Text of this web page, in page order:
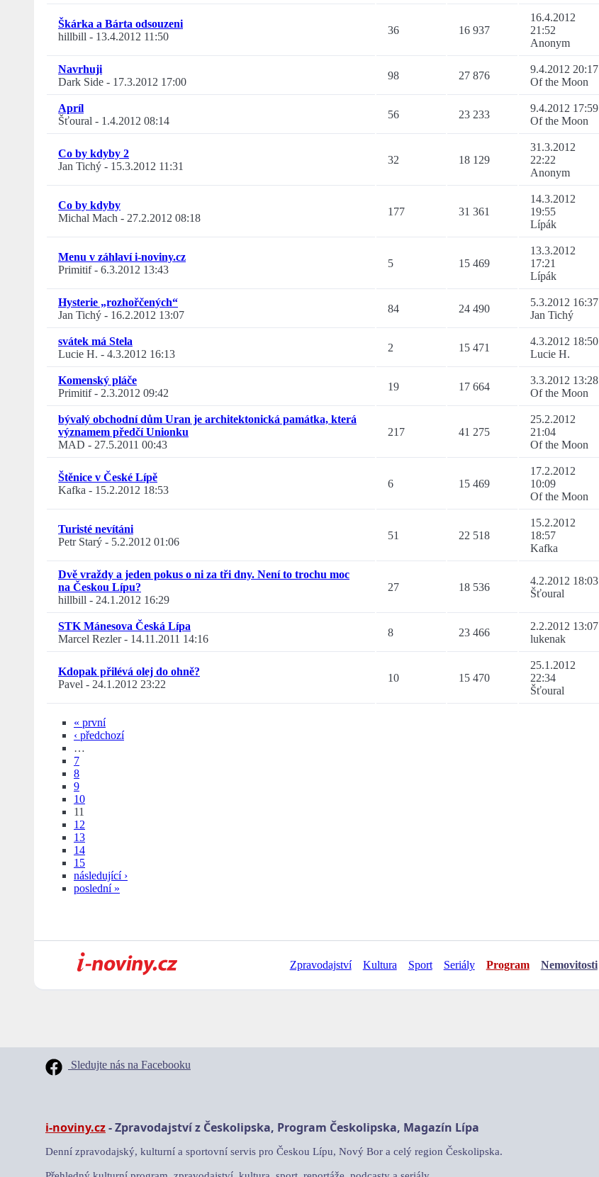
Škárka a Bárta odsouzeni
hillbill - 13.4.2012 11:50
36 16 937
16.4.2012
21:52
Anonym
Navrhuji
Dark Side - 17.3.2012 17:00
98 27 876
9.4.2012 20:17
Of the Moon
Apríl
Šťoural - 1.4.2012 08:14
56 23 233
9.4.2012 17:59
Of the Moon
Co by kdyby 2
Jan Tichý - 15.3.2012 11:31
32 18 129
31.3.2012
22:22
Anonym
Co by kdyby
Michal Mach - 27.2.2012 08:18
177 31 361
14.3.2012
19:55
Lípák
Menu v záhlaví i-noviny.cz
Primitif- 6.3.2012 13:43
5 15 469
13.3.2012
17:21
Lípák
Hysterie „rozhořčených“
Jan Tichý - 16.2.2012 13:07
84 24 490
5.3.2012 16:37
Jan Tichý
svátek má Stela
Lucie H. - 4.3.2012 16:13
2 15 471
4.3.2012 18:50
Lucie H.
Komenský pláče
Primitif- 2.3.2012 09:42
19 17 664
3.3.2012 13:28
Of the Moon
bývalý obchodní dům Uran je architektonická památka, která
významem předčí Unionku
MAD - 27.5.2011 00:43
217 41 275
25.2.2012
21:04
Of the Moon
Štěnice v České Lípě
Kafka - 15.2.2012 18:53
6 15 469
17.2.2012
10:09
Of the Moon
Turisté nevítáni
Petr Starý - 5.2.2012 01:06
51 22 518
15.2.2012
18:57
Kafka
Dvě vraždy a jeden pokus o ni za tři dny. Není to trochu moc
na Českou Lípu?
hillbill - 24.1.2012 16:29
27 18 536
4.2.2012 18:03
Šťoural
STK Mánesova Česká Lípa
Marcel Rezler- 14.11.2011 14:16
8 23 466
2.2.2012 13:07
lukenak
Kdopak přilévá olej do ohně?
Pavel - 24.1.2012 23:22
10 15 470
25.1.2012
22:34
Šťoural
« první
‹ předchozí
…
7
8
9
10
11
12
13
14
15
následující ›
poslední »
Zpravodajství Kultura Sport Seriály Program Nemovitosti
Sledujte nás na Facebooku
i-noviny.cz- Zpravodajství z Českolipska, Program Českolipska, Magazín Lípa
Denní zpravodajský, kulturní a sportovní servis pro Českou Lípu, Nový Bor a celý region Českolipska.